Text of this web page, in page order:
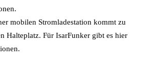
mobilen Stromladestation kommt zu
Halteplatz. Für IsarFunker gibt es hier